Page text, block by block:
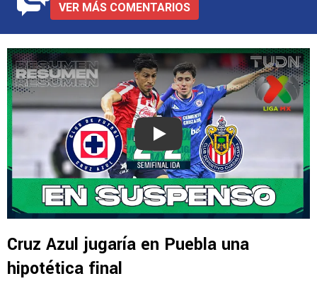
VER MÁS COMENTARIOS
Play
Cruz Azul jugaría en Puebla una
hipotética final